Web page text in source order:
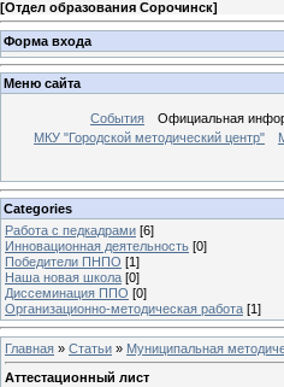
[Отдел образования Сорочинск]
Форма входа
Меню сайта
События Официальная
МКУ "Городской методический центр"
Categories
Работа с педкадрами [6]
Инновационная деятельность [0]
Победители ПНПО [1]
Наша новая школа [0]
Диссеминация ППО [0]
Организационно-методическая работа [1]
Главная » Статьи » Муниципальная
Аттестационный лист